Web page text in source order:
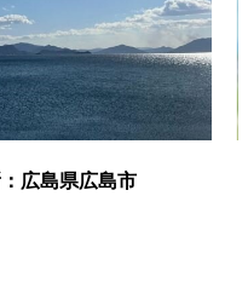
広島県広島市